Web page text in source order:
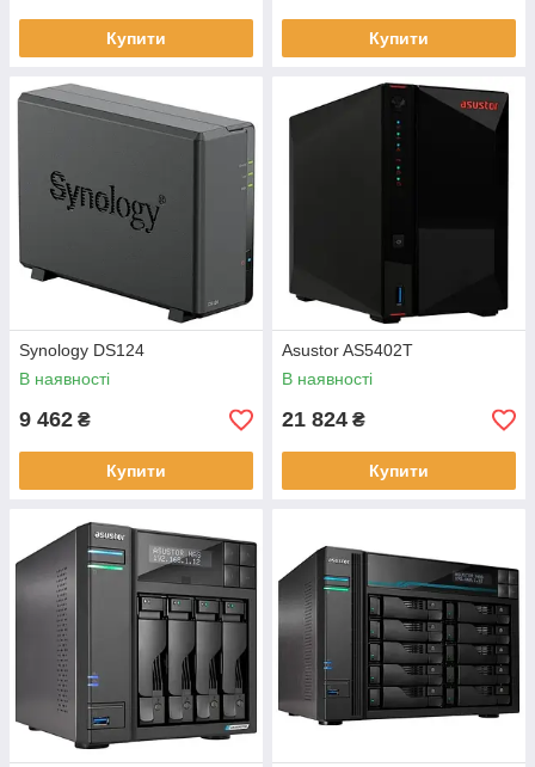
Купити Купити
Synology DS124
В наявності
9 462 ₴
Купити
Asustor AS5402T
В наявності
21 824 ₴
Купити